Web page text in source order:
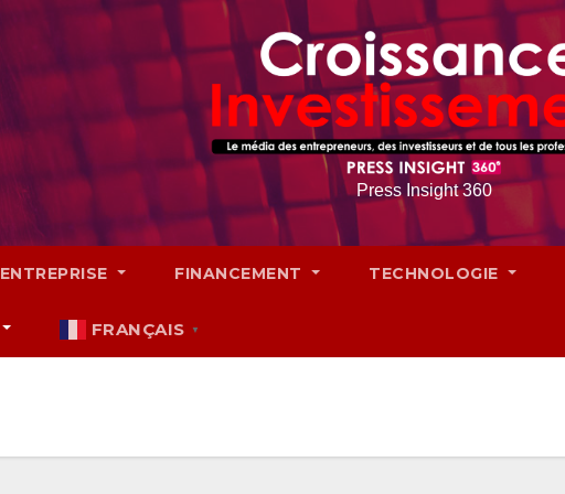
Press Insight 360
ENTREPRISE FINANCEMENT TECHNOLOGIE
FRANÇAIS ▼